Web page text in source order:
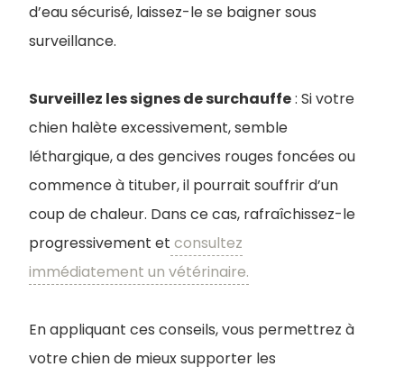
d’eau sécurisé, laissez-le se baigner sous
surveillance.
Surveillez les signes de surchauffe: Si votre
chien halète excessivement, semble
léthargique, a des gencives rouges foncées ou
commence à tituber, il pourrait souffrir d’un
coup de chaleur. Dans ce cas, rafraîchissez-le
progressivement et consultez
immédiatement un vétérinaire.
En appliquant ces conseils, vous permettrez à
votre chien de mieux supporter les